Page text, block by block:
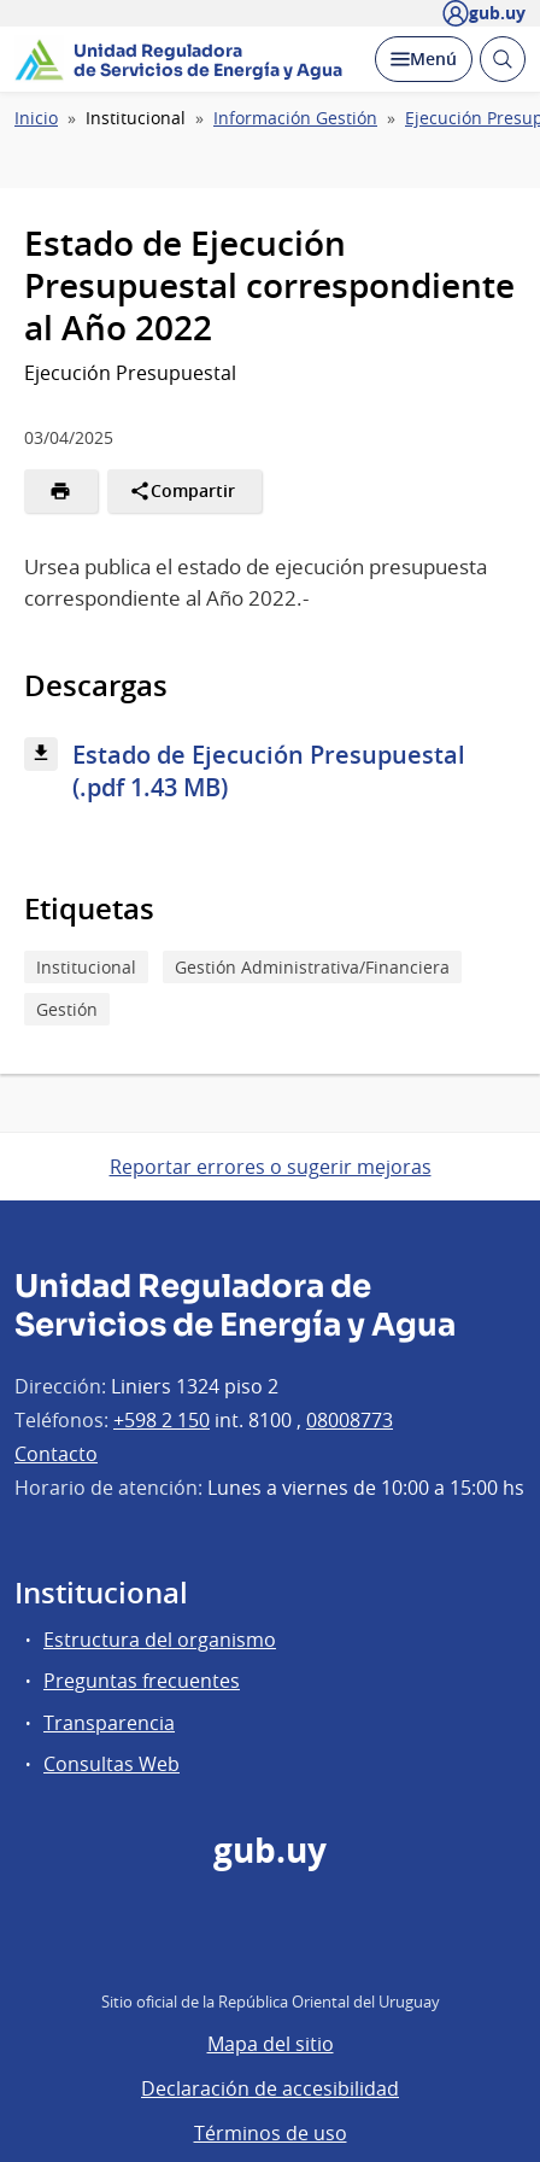
gub.uy
Unidad Reguladora
de Servicios de Energía y Agua
Desplegar
Menú Abrir
Ruta
Inicio Institucional Información Gestión Ejecución
Estado de Ejecución
Presupuestal correspondiente
al Año 2022
Ejecución Presupuestal
03/04/2025
Compartir
Ursea publica el estado de ejecución presupuesta
correspondiente al Año 2022.-
Descargas
Estado de Ejecución Presupuestal
(.pdf 1.43 MB)
Etiquetas
Institucional
Gestión Administrativa/Financiera
Gestión
Reportar errores o sugerir mejoras
Unidad Reguladora de
Servicios de Energía y Agua
Dirección: Liniers 1324 piso 2
Teléfonos: +598 2 150 int. 8100 , 08008773
Contacto
Horario de atención: Lunes a viernes de 10:00 a 15:00 hs
Institucional
Estructura del organismo
Preguntas frecuentes
Transparencia
Consultas Web
gub.uy
Sitio oficial de la República Oriental del Uruguay
Mapa del sitio
Declaración de accesibilidad
Términos de uso